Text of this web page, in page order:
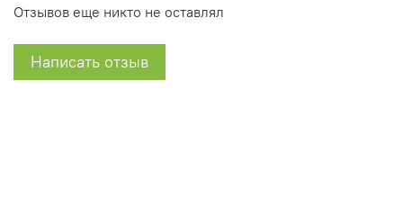
Отзывов еще никто не оставлял
Написать отзыв